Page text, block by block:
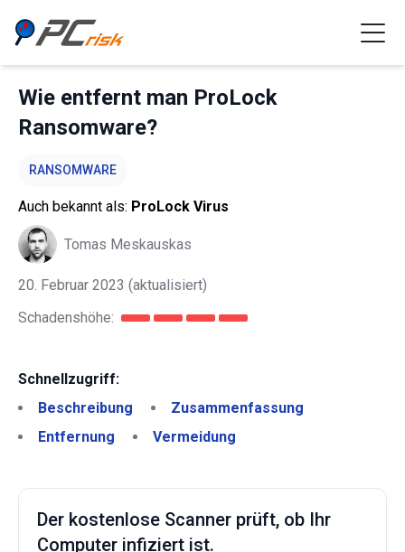
Wie entfernt man ProLock
Ransomware?
RANSOMWARE
Auch bekannt als: ProLock Virus
Tomas Meskauskas
20. Februar 2023 (aktualisiert)
Schadenshöhe:
Schnellzugriff:
Beschreibung
Zusammenfassung
Entfernung
Vermeidung
Der kostenlose Scanner prüft, ob Ihr
Computer infiziert ist.